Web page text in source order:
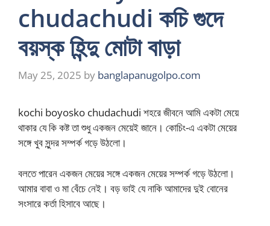
chudachudi কচি গুদে
বয়স্ক হিন্দু মোটা বাড়া
May 25, 2025 by banglapanugolpo.com
kochi boyosko chudachudi শহরে জীবনে আমি একটা মেয়ে
থাকার যে কি কষ্ট তা শুধু একজন মেয়েই জানে। কোচিং-এ একটা মেয়ের
সঙ্গে খুব সুন্দর সম্পর্ক গড়ে উঠলো।
বলতে পারেন একজন মেয়ের সঙ্গে একজন মেয়ের সম্পর্ক গড়ে উঠলো।
আমার বাবা ও মা বেঁচে নেই। বড় ভাই যে নাকি আমাদের দুই বোনের
সংসারে কর্তা হিসাবে আছে।